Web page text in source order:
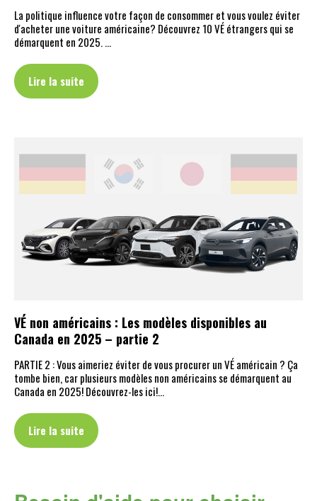
La politique influence votre façon de consommer et vous voulez éviter
d'acheter une voiture américaine? Découvrez 10 VÉ étrangers qui se
démarquent en 2025. …
Lire la suite
VÉ non américains : Les modèles disponibles au
Canada en 2025 – partie 2
PARTIE 2 : Vous aimeriez éviter de vous procurer un VÉ américain ? Ça
tombe bien, car plusieurs modèles non américains se démarquent au
Canada en 2025! Découvrez-les ici!…
Lire la suite